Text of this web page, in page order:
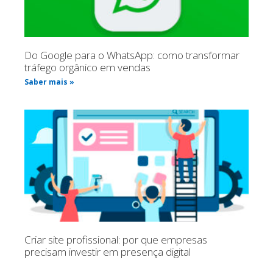
Do Google para o WhatsApp: como transformar
tráfego orgânico em vendas
Saber mais »
Criar site profissional: por que empresas
precisam investir em presença digital